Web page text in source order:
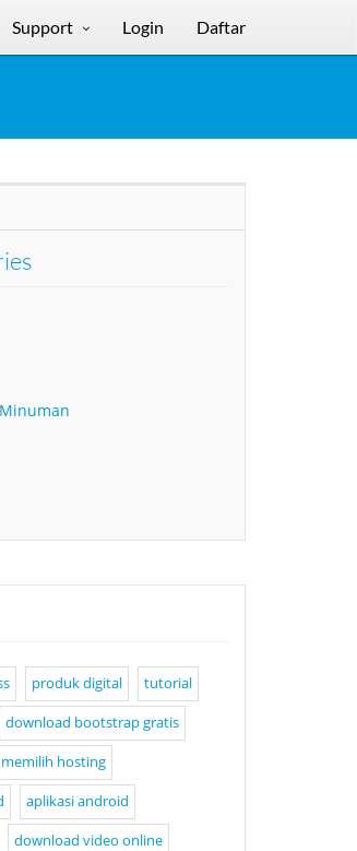
Support Login Daftar
produk digital tutorial
download bootstrap gratis
memilih hosting
aplikasi android
download video online